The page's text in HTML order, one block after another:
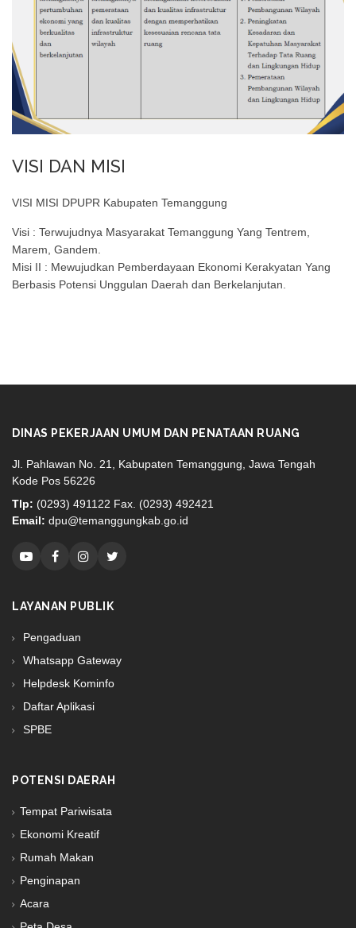
VISI DAN MISI
VISI MISI DPUPR Kabupaten Temanggung
Visi : Terwujudnya Masyarakat Temanggung Yang Tentrem,
Marem, Gandem.
Misi II : Mewujudkan Pemberdayaan Ekonomi Kerakyatan Yang
Berbasis Potensi Unggulan Daerah dan Berkelanjutan.
DINAS PEKERJAAN UMUM DAN PENATAAN RUANG
Jl. Pahlawan No. 21, Kabupaten Temanggung, Jawa Tengah
Kode Pos 56226
Tlp: (0293) 491122 Fax. (0293) 492421
Email: dpu@temanggungkab.go.id
LAYANAN PUBLIK
Pengaduan
Whatsapp Gateway
Helpdesk Kominfo
Daftar Aplikasi
SPBE
POTENSI DAERAH
Tempat Pariwisata
Ekonomi Kreatif
Rumah Makan
Penginapan
Acara